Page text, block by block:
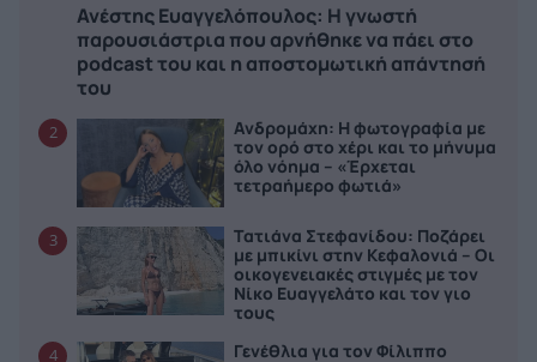
Ανέστης Ευαγγελόπουλος: Η γνωστή
παρουσιάστρια που αρνήθηκε να πάει στο
podcast του και η αποστομωτική απάντησή
του
2
Ανδρομάχη: Η φωτογραφία με
τον ορό στο χέρι και το μήνυμα
όλο νόημα – «Έρχεται
τετραήμερο φωτιά»
3
Τατιάνα Στεφανίδου: Ποζάρει
με μπικίνι στην Κεφαλονιά – Οι
οικογενειακές στιγμές με τον
Νίκο Ευαγγελάτο και τον γιο
τους
4
Γενέθλια για τον Φίλιππο